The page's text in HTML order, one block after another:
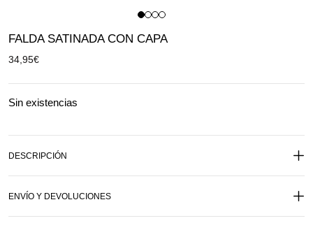
FALDA SATINADA CON CAPA
34,95€
Sin existencias
DESCRIPCIÓN
ENVÍO Y DEVOLUCIONES